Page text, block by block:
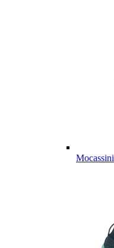
Mocassini